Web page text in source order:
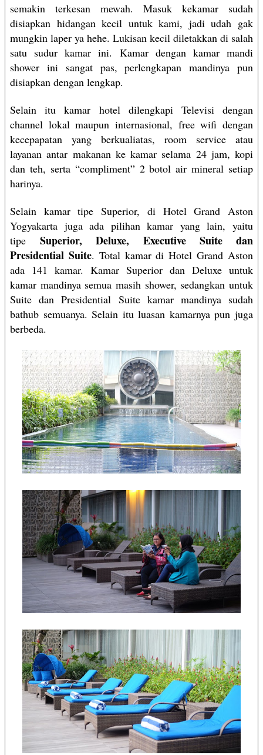
semakin terkesan mewah. Masuk kekamar sudah
disiapkan hidangan kecil untuk kami, jadi udah gak
mungkin laper ya hehe. Lukisan kecil diletakkan di salah
satu sudur kamar ini. Kamar dengan kamar mandi
shower ini sangat pas, perlengkapan mandinya pun
disiapkan dengan lengkap.
Selain itu kamar hotel dilengkapi Televisi dengan
channel lokal maupun internasional, free wifi dengan
kecepapatan yang berkualiatas, room service atau
layanan antar makanan ke kamar selama 24 jam, kopi
dan teh, serta “compliment” 2 botol air mineral setiap
harinya.
Selain kamar tipe Superior, di Hotel Grand Aston
Yogyakarta juga ada pilihan kamar yang lain, yaitu
tipeSuperior, Deluxe, Executive Suite dan
Presidential Suite. Total kamar di Hotel Grand Aston
ada 141 kamar. Kamar Superior dan Deluxe untuk
kamar mandinya semua masih shower, sedangkan untuk
Suite dan Presidential Suite kamar mandinya sudah
bathub semuanya. Selain itu luasan kamarnya pun juga
berbeda.